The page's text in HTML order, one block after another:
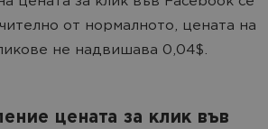
от нормалното, цената на
не надвишава 0,04$.
цената за клик във